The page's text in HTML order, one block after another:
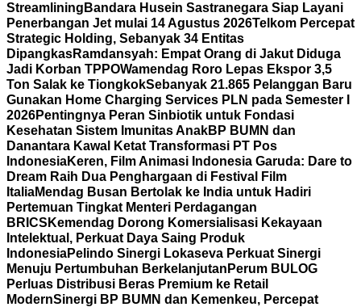
Streamlining Bandara Husein Sastranegara Siap Layani
Penerbangan Jet mulai 14 Agustus 2026Telkom Percepat
Strategic Holding, Sebanyak 34 Entitas
DipangkasRamdansyah: Empat Orang di Jakut Diduga
Jadi Korban TPPOWamendag Roro Lepas Ekspor 3,5
Ton Salak ke TiongkokSebanyak 21.865 Pelanggan Baru
Gunakan Home Charging Services PLN pada Semester I
2026Pentingnya Peran Sinbiotik untuk Fondasi
Kesehatan Sistem Imunitas AnakBP BUMN dan
Danantara Kawal Ketat Transformasi PT Pos
IndonesiaKeren, Film Animasi Indonesia Garuda: Dare to
Dream Raih Dua Penghargaan di Festival Film
ItaliaMendag Busan Bertolak ke India untuk Hadiri
Pertemuan Tingkat Menteri Perdagangan
BRICS Kemendag Dorong Komersialisasi Kekayaan
Intelektual, Perkuat Daya Saing Produk
IndonesiaPelindo Sinergi Lokaseva Perkuat Sinergi
Menuju Pertumbuhan Berkelanjutan Perum BULOG
Perluas Distribusi Beras Premium ke Retail
ModernSinergi BP BUMN dan Kemenkeu, Percepat